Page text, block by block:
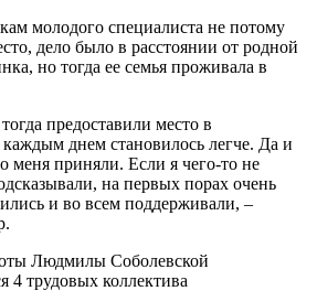
молодого специалиста не потому
дело было в расстоянии от родной
но тогда ее семья проживала в
предоставили место в
днем становилось легче. Да и
меня приняли. Если я чего-то не
на первых порах очень
и во всем поддерживали, –
Людмилы Соболевской
4 трудовых коллектива